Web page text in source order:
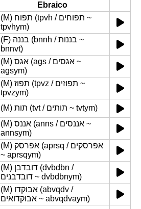
Ebraico
(M) תפוח (tpvh / תפוחים ~
tpvhym)
(F) בננה (bnnh / בננות ~
bnnvt)
(M) אגס (ags / אגסים ~
agsym)
(M) תפוז (tpvz / תפוזים ~
tpvzym)
(M) תות (tvt / תותים ~ tvtym)
(M) אננס (anns / אננסים ~
annsym)
(M) אפרסק (aprsq / אפרסקים
~ aprsqym)
(M) דובדבן (dvbdbn /
דובדבנים ~ dvbdbnym)
(M) אבוקדו (abvqdv /
אבוקדואים ~ abvqdvaym)